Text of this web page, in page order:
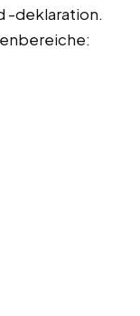
-deklaration.